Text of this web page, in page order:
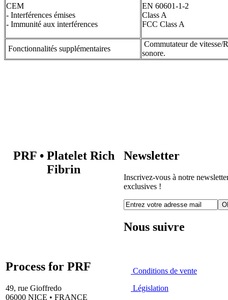
CEM
- Interférences émises
- Immunité aux interférences
EN 60601-1-2
Class A
FCC Class A
Fonctionnalités supplémentaires
Commutateur de
sonore.
PRF •Platelet Rich
Fibrin
Newsletter
Inscrivez-vous à notre
exclusives !
Nous suivre
Process for PRF
49, rue Gioffredo
06000 NICE • FRANCE
Conditions de vente
Législation